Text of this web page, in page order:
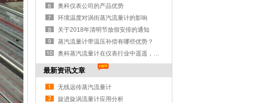
奥科仪表公司的产品优势
环境温度对涡街蒸汽流量计的影响
关于2018年清明节放假安排的通知
蒸汽流量计带温压补偿有哪些优势？
奥科蒸汽流量计在仪表行业中遥遥，获得大量认可
最新资讯文章
无线远传蒸汽流量计
旋进旋涡流量计应用分析